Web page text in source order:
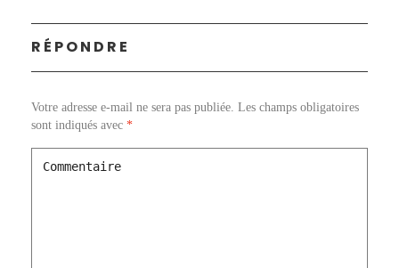
RÉPONDRE
Votre adresse e-mail ne sera pas publiée. Les champs obligatoires
sont indiqués avec *